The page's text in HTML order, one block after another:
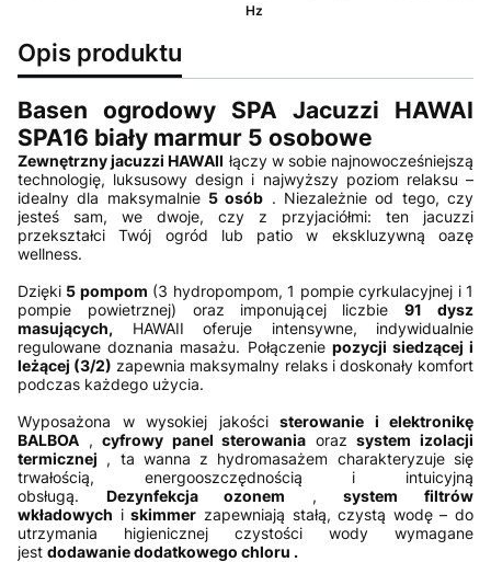
Hz
Opis produktu
Basen ogrodowy SPA Jacuzzi HAWAI
SPA16 biały marmur 5 osobowe
Zewnętrzny jacuzzi HAWAII łączy w sobie najnowocześniejszą
technologię, luksusowy design i najwyższy poziom relaksu –
idealny dla maksymalnie 5 osób . Niezależnie od tego, czy
jesteś sam, we dwoje, czy z przyjaciółmi: ten jacuzzi
przekształci Twój ogród lub patio w ekskluzywną oazę
wellness.
Dzięki 5 pompom (3 hydropompom, 1 pompie cyrkulacyjnej i 1
pompie powietrznej) oraz imponującej liczbie91 dysz
masujących, HAWAII oferuje intensywne, indywidualnie
regulowane doznania masażu. Połączenie pozycji siedzącej i
leżącej (3/2) zapewnia maksymalny relaks i doskonały komfort
podczas każdego użycia.
Wyposażona w wysokiej jakości sterowanie i elektronikę
BALBOA ,cyfrowy panel sterowania orazsystem izolacji
termicznej , ta wanna z hydromasażem charakteryzuje się
trwałością, energooszczędnością i intuicyjną
obsługą. Dezynfekcja ozonem ,system filtrów
wkładowych iskimmer zapewniają stałą, czystą wodę – do
utrzymania higienicznej czystości wody wymagane
jest dodawanie dodatkowego chloru .